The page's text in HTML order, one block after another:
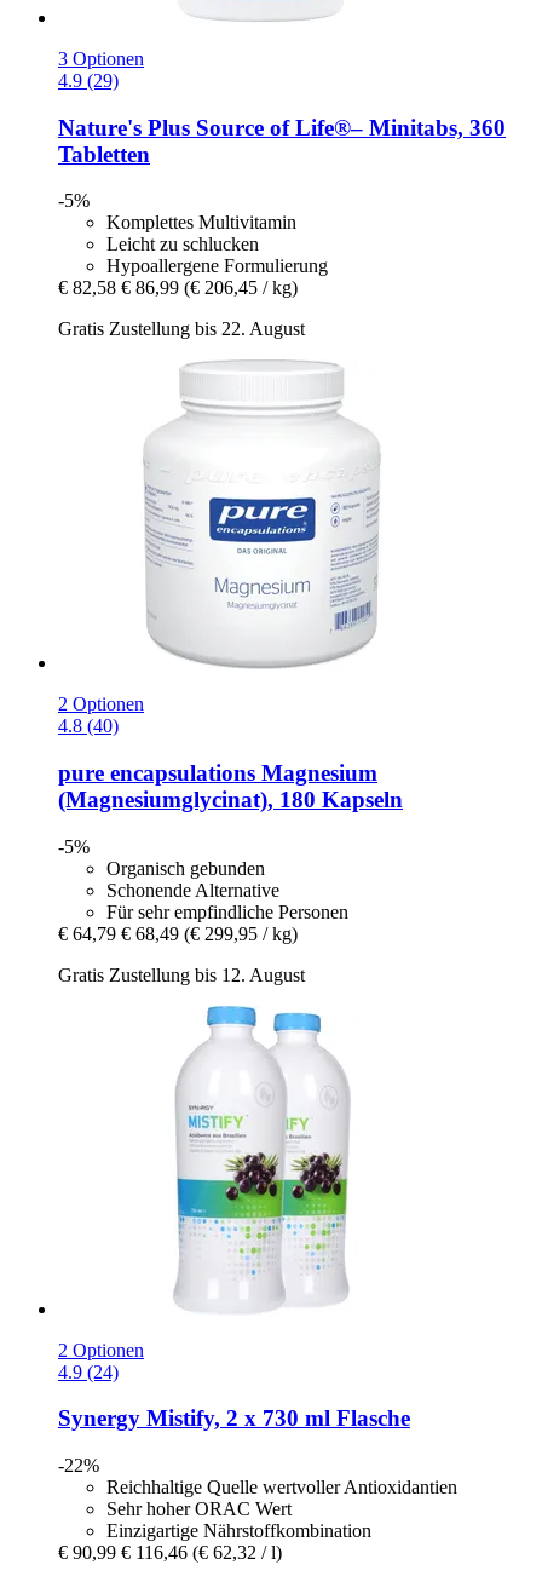
3 Optionen
4.9 (29)
Nature's Plus Source of Life®– Minitabs, 360
Tabletten
-5%
Komplettes Multivitamin
Leicht zu schlucken
Hypoallergene Formulierung
€ 82,58 € 86,99 (€ 206,45 / kg)
Gratis Zustellung bis 22. August
2 Optionen
4.8 (40)
pure encapsulations Magnesium
(Magnesiumglycinat), 180 Kapseln
-5%
Organisch gebunden
Schonende Alternative
Für sehr empfindliche Personen
€ 64,79 € 68,49 (€ 299,95 / kg)
Gratis Zustellung bis 12. August
2 Optionen
4.9 (24)
Synergy Mistify, 2 x 730 ml Flasche
-22%
Reichhaltige Quelle wertvoller Antioxidantien
Sehr hoher ORAC Wert
Einzigartige Nährstoffkombination
€ 90,99 € 116,46 (€ 62,32 / l)